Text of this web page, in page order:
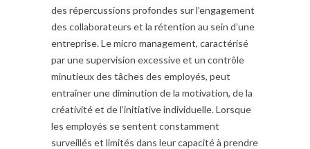
des répercussions profondes sur l’engagement
des collaborateurs et la rétention au sein d’une
entreprise. Le micro management, caractérisé
par une supervision excessive et un contrôle
minutieux des tâches des employés, peut
entraîner une diminution de la motivation, de la
créativité et de l’initiative individuelle. Lorsque
les employés se sentent constamment
surveillés et limités dans leur capacité à prendre